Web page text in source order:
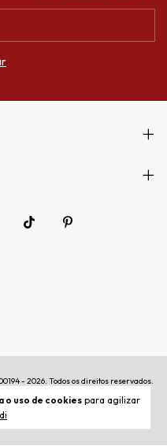
o uso de cookies para agilizar
- 2026. Todos os direitos reservados.